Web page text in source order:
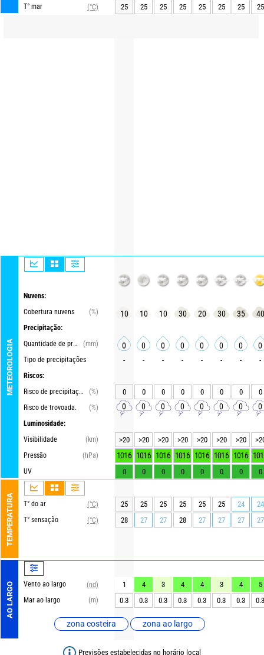
T° mar
(°C)
METEOROLOGIA
Nuvens:
Cobertura nuvens
(%)
Precipitação:
Quantidade de precipitações
(mm)
Tipo de precipitações
Riscos:
Risco de precipitações
(%)
Risco de trovoada.
(%)
Luminosidade:
Visibilidade
(km)
Pressão
(hPa)
UV
TEMPERATURA T° do ar
(°C)
T° sensação
(°C)
AO LARGO Vento ao largo
(nd)
Mar ao largo
(m)
zona costeira zona ao largo
25
25 25 25 25 25 25 25
10 10 10 30 20 30 35 40
0 0 0 0 0 0 0 0
- - - - - - - -
0 0 0 0 0 0 0 0
0 0 0 0 0 0 0 0
>20 >20 >20 >20 >20 >20 >20
1016 1016 1016 1016 1016 1016 1016
0 0 0 0 0 0 0 0
25 25 25 25 25 25 24
24
28
27 27 28 27 27 27 27
1 4 3 4 4 3 4
5
0.3
0.3 0.3 0.3 0.3 0.3 0.3 0.3
Previsões estabelecidas no horário local